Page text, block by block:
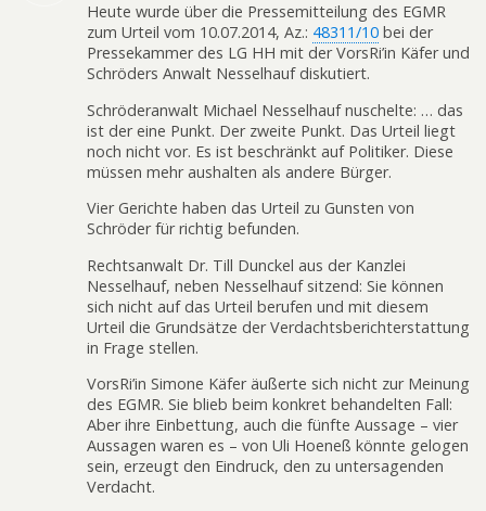
Heute wurde über die Pressemitteilung des EGMR
zum Urteil vom 10.07.2014, Az.: 48311/10 bei der
Pressekammer des LG HH mit der VorsRi’in Käfer und
Schröders Anwalt Nesselhauf diskutiert.
Schröderanwalt Michael Nesselhauf nuschelte: … das
ist der eine Punkt. Der zweite Punkt. Das Urteil liegt
noch nicht vor. Es ist beschränkt auf Politiker. Diese
müssen mehr aushalten als andere Bürger.
Vier Gerichte haben das Urteil zu Gunsten von
Schröder für richtig befunden.
Rechtsanwalt Dr. Till Dunckel aus der Kanzlei
Nesselhauf, neben Nesselhauf sitzend: Sie können
sich nicht auf das Urteil berufen und mit diesem
Urteil die Grundsätze der Verdachtsberichterstattung
in Frage stellen.
VorsRi’in Simone Käfer äußerte sich nicht zur Meinung
des EGMR. Sie blieb beim konkret behandelten Fall:
Aber ihre Einbettung, auch die fünfte Aussage – vier
Aussagen waren es – von Uli Hoeneß könnte gelogen
sein, erzeugt den Eindruck, den zu untersagenden
Verdacht.